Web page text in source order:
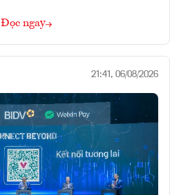
Đọc ngay
21:41, 06/08/2026